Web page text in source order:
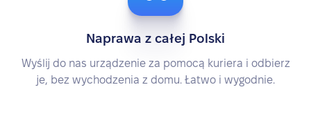
Naprawa z całej Polski
Wyślij do nas urządzenie za pomocą kuriera i odbierz
je, bez wychodzenia z domu. Łatwo i wygodnie.